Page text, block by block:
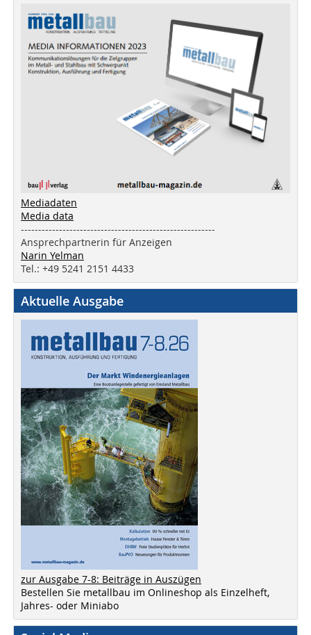
Mediadaten
Media data
--------------------------------------------------------
Ansprechpartnerin für Anzeigen
Narin Yelman
Tel.: +49 5241 2151 4433
Aktuelle Ausgabe
zur Ausgabe 7-8: Beiträge in Auszügen
Bestellen Sie metallbau im Onlineshop als Einzelheft,
Jahres- oder Miniabo